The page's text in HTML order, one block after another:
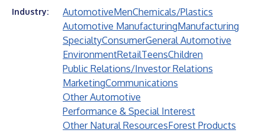
Industry: AutomotiveMenChemicals/Plastics
Automotive ManufacturingManufacturing
SpecialtyConsumerGeneral Automotive
EnvironmentRetailTeensChildren
Public Relations/Investor Relations
MarketingCommunications
Other Automotive
Performance & Special Interest
Other Natural ResourcesForest Products